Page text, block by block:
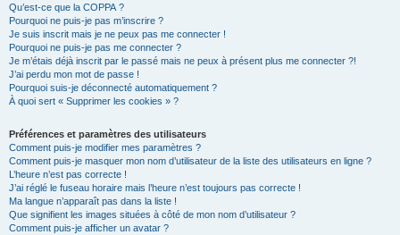
Qu’est-ce que la COPPA ?
Pourquoi ne puis-je pas m’inscrire ?
Je suis inscrit mais je ne peux pas me connecter !
Pourquoi ne puis-je pas me connecter ?
Je m’étais déjà inscrit par le passé mais ne peux à présent plus me connecter ?!
J’ai perdu mon mot de passe !
Pourquoi suis-je déconnecté automatiquement ?
À quoi sert « Supprimer les cookies » ?
Préférences et paramètres des utilisateurs
Comment puis-je modifier mes paramètres ?
Comment puis-je masquer mon nom d’utilisateur de la liste des utilisateurs en ligne ?
L’heure n’est pas correcte !
J’ai réglé le fuseau horaire mais l’heure n’est toujours pas correcte !
Ma langue n’apparaît pas dans la liste !
Que signifient les images situées à côté de mon nom d’utilisateur ?
Comment puis-je afficher un avatar ?